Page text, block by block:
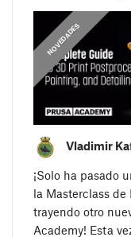
COMUNICADOS
NOVEDADES
Vladimir
¡Solo ha pasado
la Masterclass de
trayendo otro
Academy! Esta